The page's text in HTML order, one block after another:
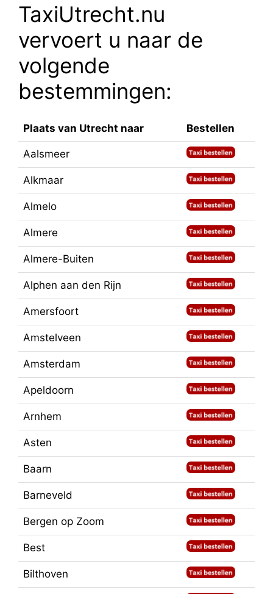
TaxiUtrecht.nu
vervoert u naar de
volgende
bestemmingen:
Plaats van Utrecht naar Bestellen
Aalsmeer
Alkmaar
Almelo
Almere
Almere-Buiten
Alphen aan den Rijn
Amersfoort
Amstelveen
Amsterdam
Apeldoorn
Arnhem
Asten
Baarn
Barneveld
Bergen op Zoom
Best
Bilthoven